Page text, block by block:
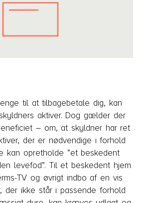
til at tilbagebetale dig, kan
aktiver. Dog gælder der
– om, at skyldner har ret
der er nødvendige i forhold
kan opretholde ”et beskedent
levefod”. Til et beskedent hjem
TV og øvrigt indbo af en vis
der ikke står i passende forhold